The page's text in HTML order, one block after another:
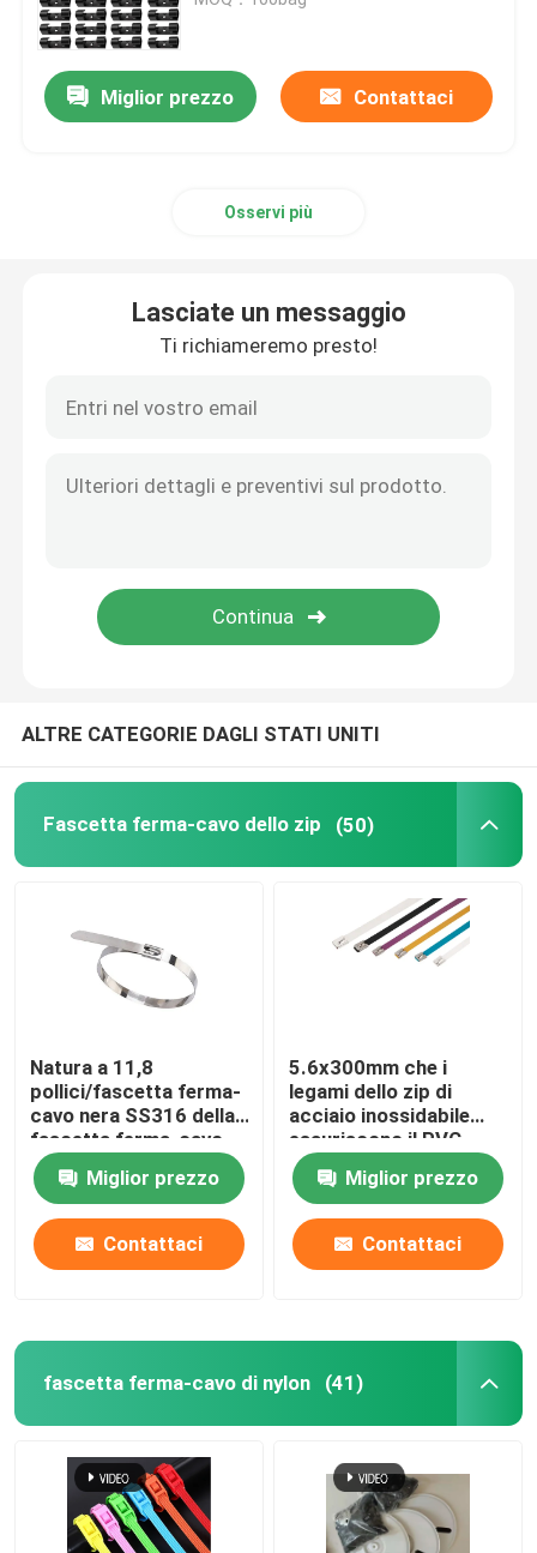
Ghiandola di cavo elettrico
strumenti della fascetta ferma-cavo
Miglior prezzo Contattaci
Osservi più
Lasciate un messaggio
Ti richiameremo presto!
ALTRE CATEGORIE DAGLI STATI UNITI
Fascetta ferma-cavo dello zip (50)
Natura a 11,8
pollici/fascetta ferma-
cavo nera SS316 della
fascetta ferma-cavo
4.6*300mm di acciaio
inossidabileMiglior prezzo
Contattaci
5.6x300mm che i
legami dello zip di
acciaio inossidabile
esauriscono il PVC
dell'intestazione del
tubo hanno ricoperto le
fascette ferma-cavo
degli ss
Miglior prezzo
Contattaci
fascetta ferma-cavo di nylon (41)